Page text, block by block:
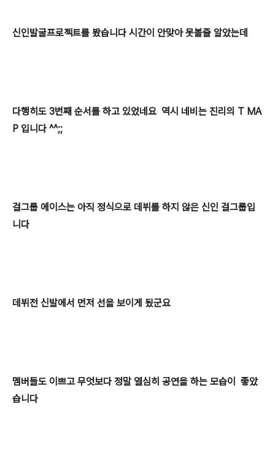
신인발굴프로젝트를 봤습니다 시간이 안맞아 못볼줄 알았는데
다행히도 3번째 순서를 하고 있었네요 역시 네비는 진리의 T MA
P 입니다 ^^;;
걸그룹 에이스는 아직 정식으로 데뷔를 하지 않은 신인 걸그룹입
니다
데뷔전 신발에서 먼저 선을 보이게 됬군요
멤버들도 이쁘고 무엇보다 정말 열심히 공연을 하는 모습이 좋았
습니다